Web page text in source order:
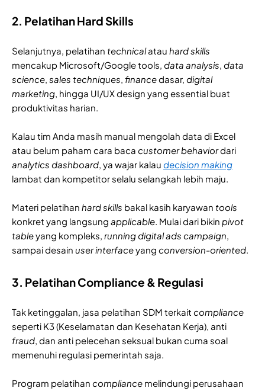
2. Pelatihan Hard Skills
Selanjutnya, pelatihan technicalatau hard skills
mencakup Microsoft/Google tools, data analysis, data
science, sales techniques, financedasar, digital
marketing, hingga UI/UX design yang essential buat
produktivitas harian.
Kalau tim Anda masih manual mengolah data di Excel
atau belum paham cara baca customerbehaviordari
analytics dashboard, ya wajar kalau decision making
lambat dan kompetitor selalu selangkah lebih maju.
Materi pelatihan hard skills bakal kasih karyawan tools
konkret yang langsung applicable. Mulai dari bikin pivot
tableyang kompleks, running digital ads campaign,
sampai desain user interfaceyang conversion-oriented.
3. Pelatihan Compliance & Regulasi
Tak ketinggalan, jasa pelatihan SDM terkait compliance
seperti K3 (Keselamatan dan Kesehatan Kerja), anti
fraud, dan anti pelecehan seksual bukan cuma soal
memenuhi regulasi pemerintah saja.
Program pelatihan compliance melindungi perusahaan